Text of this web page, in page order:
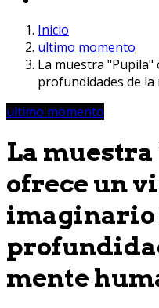
Inicio
ultimo momento
La muestra
profundidades de
ultimo momento
La
ofrece un
imaginario
mente